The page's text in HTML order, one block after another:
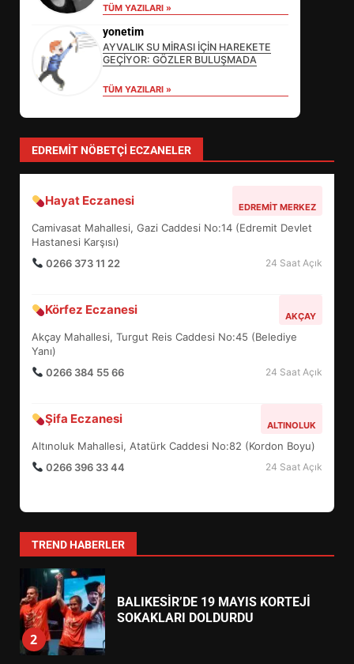
TÜM YAZILARI »
yonetim
AYVALIK SU MİRASI İÇİN HAREKETE
GEÇİYOR: GÖZLER BULUŞMADA
TÜM YAZILARI »
EDREMIT NÖBETÇI ECZANELER
Hayat Eczanesi EDREMIT MERKEZ
Camivasat Mahallesi, Gazi Caddesi No:14 (Edremit Devlet
Hastanesi Karşısı)
0266 373 11 22
24 Saat Açık
Körfez Eczanesi AKÇAY
Akçay Mahallesi, Turgut Reis Caddesi No:45 (Belediye
Yanı)
0266 384 55 66
24 Saat Açık
Şifa Eczanesi ALTINOLUK
Altınoluk Mahallesi, Atatürk Caddesi No:82 (Kordon Boyu)
0266 396 33 44
24 Saat Açık
TREND HABERLER
SİBER VATAN’DA NEFES KESEN
YARI FİNAL! 24 GENÇ YARIŞTI
4
5
EMİRHAN BOZ MİLLİ TAKIMDA!
HAYALİ GERÇEK OLDU
6
EDREMİT’TE 19 MAYIS COŞKUSU
7
SEFERBERLİĞİ: TÜM İLÇE
HAZIRLANIYOR
1
2
BALIKESİR’DE 19 MAYIS KORTEJİ
SOKAKLARI DOLDURDU